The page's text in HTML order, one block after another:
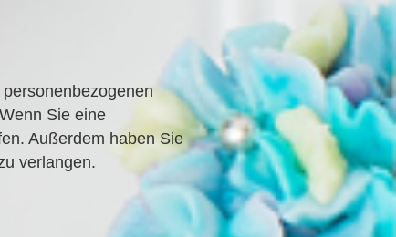
Sie eine
Außerdem haben Sie
verlangen.